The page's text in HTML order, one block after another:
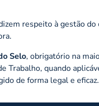
respeito à gestão
Selo, obrigatório na
Trabalho, quando
de forma legal e eficaz.